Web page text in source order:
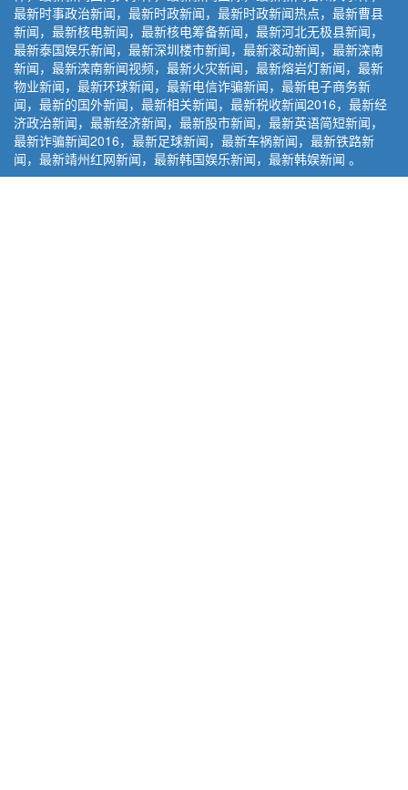
最新时事政治新闻，最新时政新闻，最新时政新闻热点，最新曹县
新闻，最新核电新闻，最新核电筹备新闻，最新河北无极县新闻，
最新泰国娱乐新闻，最新深圳楼市新闻，最新滚动新闻，最新滦南
新闻，最新滦南新闻视频，最新火灾新闻，最新熔岩灯新闻，最新
物业新闻，最新环球新闻，最新电信诈骗新闻，最新电子商务新
闻，最新的国外新闻，最新相关新闻，最新税收新闻2016，最新经
济政治新闻，最新经济新闻，最新股市新闻，最新英语简短新闻，
最新诈骗新闻2016，最新足球新闻，最新车祸新闻，最新铁路新
闻，最新靖州红网新闻，最新韩国娱乐新闻，最新韩娱新闻 。